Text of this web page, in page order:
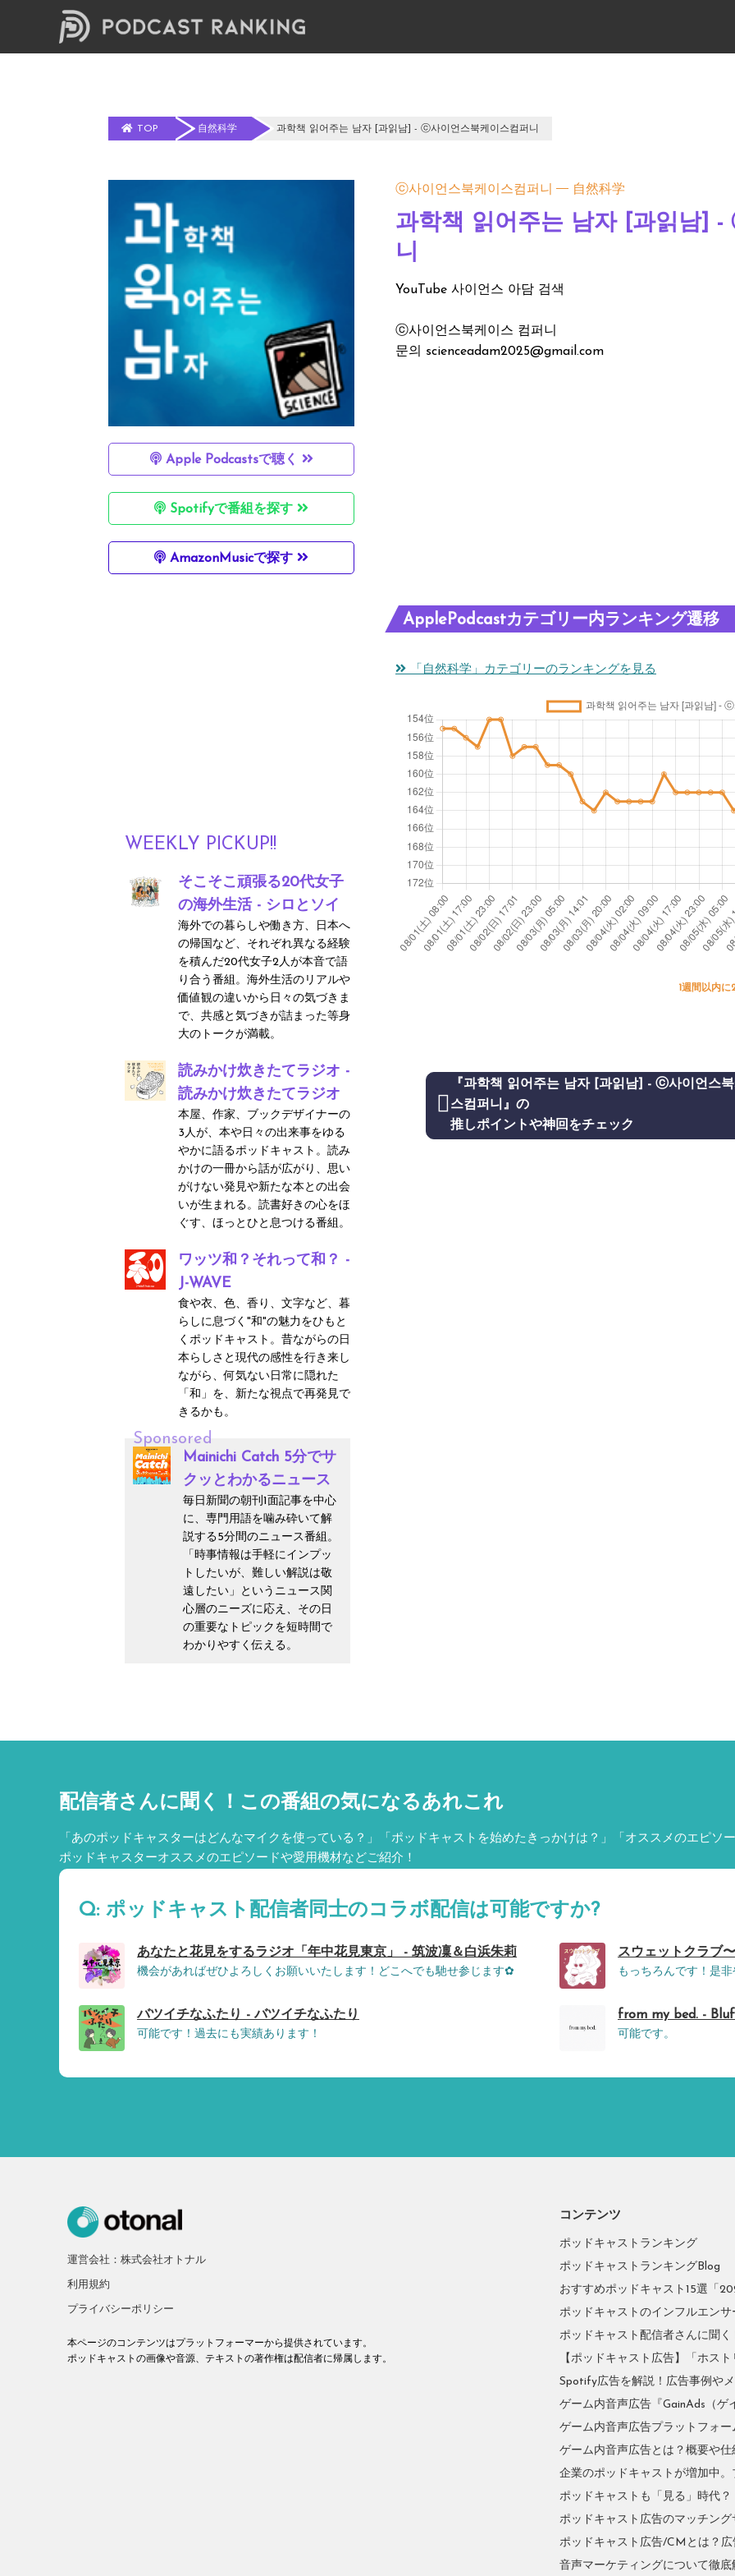
TOP 自然科学 과학책 읽어주는 남자 [과읽남] - ⓒ사이언스북케이스컴퍼니
Apple Podcastsで聴く
Spotifyで番組を探す
AmazonMusicで探す
WEEKLY PICKUP!!
そこそこ頑張る20代女子
の海外生活 - シロとソイ
海外での暮らしや働き方、日本へ
の帰国など、それぞれ異なる経験
を積んだ20代女子2人が本音で語
り合う番組。海外生活のリアルや
価値観の違いから日々の気づきま
で、共感と気づきが詰まった等身
大のトークが満載。
読みかけ炊きたてラジオ -
読みかけ炊きたてラジオ
本屋、作家、ブックデザイナーの
3人が、本や日々の出来事をゆる
やかに語るポッドキャスト。読み
かけの一冊から話が広がり、思い
がけない発見や新たな本との出会
いが生まれる。読書好きの心をほ
ぐす、ほっとひと息つける番組。
ワッツ和？それって和？ -
J-WAVE
食や衣、色、香り、文字など、暮
らしに息づく"和"の魅力をひもと
くポッドキャスト。昔ながらの日
本らしさと現代の感性を行き来し
ながら、何気ない日常に隠れた
「和」を、新たな視点で再発見で
きるかも。
Sponsored
Mainichi Catch 5分でサ
クッとわかるニュース
毎日新聞の朝刊1面記事を中心
に、専門用語を噛み砕いて解
説する5分間のニュース番組。
「時事情報は手軽にインプッ
トしたいが、難しい解説は敬
遠したい」というニュース関
心層のニーズに応え、その日
の重要なトピックを短時間で
わかりやすく伝える。
ⓒ사이언스북케이스컴퍼니 自然科学
과학책 읽어주는 남자 [과읽남] -
니
YouTube 사이언스 아담 검색
ⓒ사이언스북케이스 컴퍼니
문의 scienceadam2025@gmail.com
ApplePodcastカテゴリー内ランキング遷移
「自然科学」カテゴリーのランキングを見る
1週間以内
『과학책 읽어주는 남자 [과읽남] - ⓒ사이언스북
스컴퍼니』の
推しポイントや神回をチェック
配信者さんに聞く！ この番組の気になるあれこれ
「あのポッドキャスターはどんなマイクを使っている？」「ポッドキャストを始めたきっかけは？」「オススメのエピソー
ポッドキャスターオススメのエピソードや愛用機材などご紹介！
Q: ポッドキャスト配信者同士のコラボ配信は可能ですか?
あなたと花見をするラジオ「年中花見東京」 - 筑波凜＆白浜朱莉
機会があればぜひよろしくお願いいたします！どこへでも馳せ参じます︎✿
スウェットクラブ
もっちろんです！是非
バツイチなふたり - バツイチなふたり
可能です！過去にも実績あります！
from my bed. -
可能です。
運営会社：株式会社オトナル
利用規約
プライバシーポリシー
本ページのコンテンツはプラットフォーマーから提供されています。
ポッドキャストの画像や音源、テキストの著作権は配信者に帰属します。
コンテンツ
ポッドキャストランキング
ポッドキャストランキングBlog
おすすめポッドキャスト15選「
ポッドキャストのインフルエン
ポッドキャスト配信者さんに聞
【ポッドキャスト広告】「ホス
Spotify広告を解説！広告事例や
ゲーム内音声広告『GainAds（ゲ
ゲーム内音声広告プラットフォー
ゲーム内音声広告とは？概要や
企業のポッドキャストが増加中
ポッドキャストも「見る」時代
ポッドキャスト広告のマッチン
ポッドキャスト広告/CMとは？
音声マーケティングについて徹底